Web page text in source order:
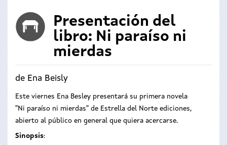
Presentación del
libro: Ni paraíso ni
mierdas
de Ena Beisly
Este viernes Ena Besley presentará su primera novela
"Ni paraíso ni mierdas" de Estrella del Norte ediciones,
abierto al público en general que quiera acercarse.
Sinopsis: